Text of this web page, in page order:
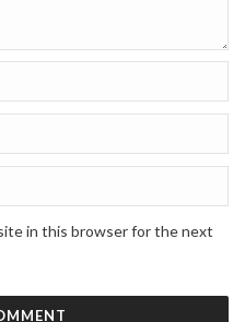
in this browser for the next